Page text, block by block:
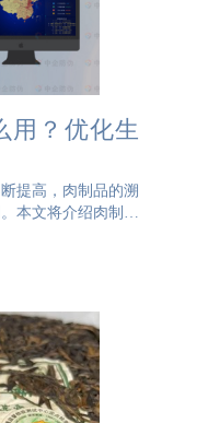
用？优化生
提高，肉制品的溯
本文将介绍肉制品
品生产流程信息的